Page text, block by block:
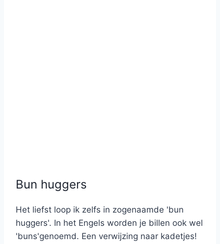
Bun huggers
Het liefst loop ik zelfs in zogenaamde 'bun
huggers'. In het Engels worden je billen ook wel
'buns'genoemd. Een verwijzing naar kadetjes!